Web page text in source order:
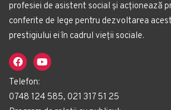
profesiei de asistent social și acționează
conferite de lege pentru dezvoltarea
prestigiului ei în cadrul vieții sociale.
Telefon:
0748 124 585, 021 317 51 25